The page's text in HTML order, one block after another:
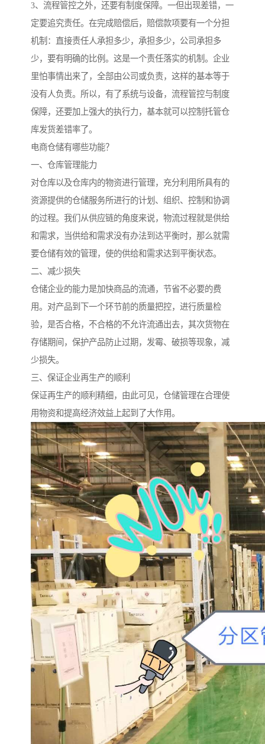
3、流程管控之外，还要有制度保障。一但出现差错，一
定要追究责任。在完成赔偿后，赔偿款项要有一个分担
机制：直接责任人承担多少，承担多少，公司承担多
少，要有明确的比例。这是一个责任落实的机制。企业
里怕事情出来了，全部由公司或负责，这样的基本等于
没有人负责。所以，有了系统与设备，流程管控与制度
保障，还要加上强大的执行力，基本就可以控制托管仓
库发货差错率了。
电商仓储有哪些功能？
一、仓库管理能力
对仓库以及仓库内的物资进行管理，充分利用所具有的
资源提供的仓储服务所进行的计划、组织、控制和协调
的过程。我们从供应链的角度来说，物流过程就是供给
和需求，当供给和需求没有办法到达平衡时，那么就需
要仓储有效的管理，使的供给和需求达到平衡状态。
二、减少损失
仓储企业的能力是加快商品的流通，节省不必要的费
用。对产品到下一个环节前的质量把控，进行质量检
验，是否合格，不合格的不允许流通出去，其次货物在
存储期间，保护产品防止过期，发霉、破损等现象，减
少损失。
三、保证企业再生产的顺利
保证再生产的顺利精细，由此可见，仓储管理在合理使
用物资和提高经济效益上起到了大作用。